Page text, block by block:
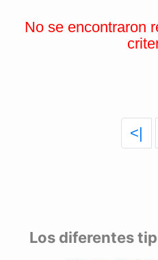
No se encontraron
<|
Los diferentes